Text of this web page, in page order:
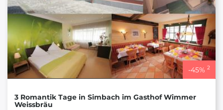
-45% 2
3 Romantik Tage in Simbach im Gasthof Wimmer
Weissbräu